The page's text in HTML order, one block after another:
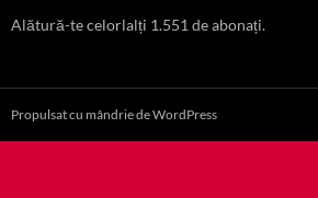
Alătură-te celorlalți 1.551 de abonați.
Propulsat cu mândrie de WordPress